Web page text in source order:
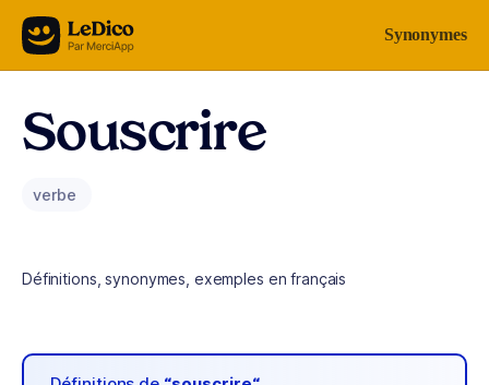
Aller au contenu Synonymes
Souscrire
verbe
Définitions, synonymes, exemples en français